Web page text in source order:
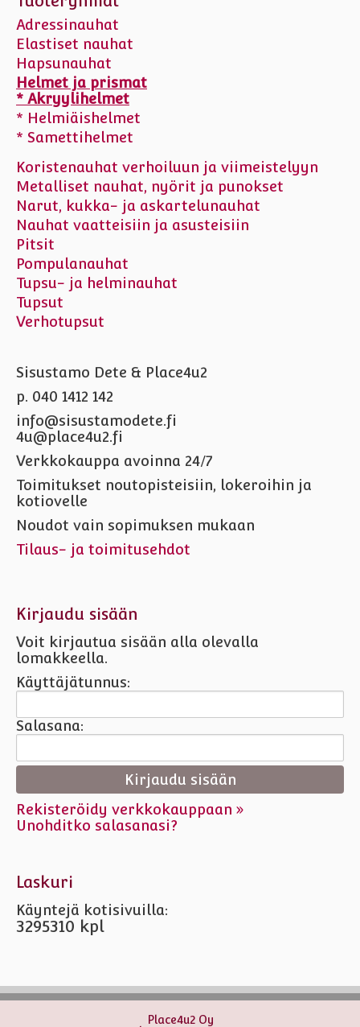
Adressinauhat
Elastiset nauhat
Hapsunauhat
Helmet ja prismat
* Akryylihelmet
* Helmiäishelmet
* Samettihelmet
Koristenauhat verhoiluun ja viimeistelyyn
Metalliset nauhat, nyörit ja punokset
Narut, kukka- ja askartelunauhat
Nauhat vaatteisiin ja asusteisiin
Pitsit
Pompulanauhat
Tupsu- ja helminauhat
Tupsut
Verhotupsut
Sisustamo Dete & Place4u2
p. 040 1412 142
info@sisustamodete.fi
4u@place4u2.fi
Verkkokauppa avoinna 24/7
Toimitukset noutopisteisiin, lokeroihin ja
kotiovelle
Noudot vain sopimuksen mukaan
Tilaus- ja toimitusehdot
Kirjaudu sisään
Voit kirjautua sisään alla olevalla
lomakkeella.
Käyttäjätunnus:
Salasana:
Rekisteröidy verkkokauppaan »
Unohditko salasanasi?
Laskuri
Käyntejä kotisivuilla:
3295310 kpl
Place4u2 Oy